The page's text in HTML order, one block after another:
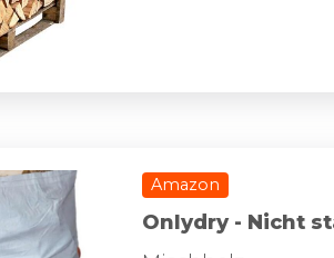
Amazon
Onlydry - Nicht